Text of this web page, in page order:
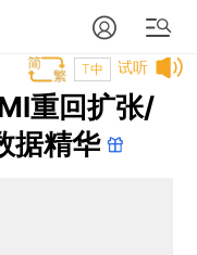
试听
T中
重回扩张/
据精华